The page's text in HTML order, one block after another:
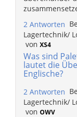
2 Antworten
Lagertechnik/
von XS4
Was sind
lautet die
Englische?
2 Antworten
Lagertechnik/
von OWV